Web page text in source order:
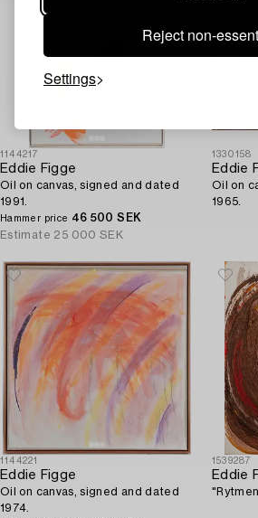
Reject non-
Settings
1144217
Eddie Figge
Oil on canvas, signed and dated
1991.
Hammer price 46 500 SEK
Estimate 25 000 SEK
1330158
Eddie
Oil on
1965.
1144221
Eddie Figge
Oil on canvas, signed and dated
1974.
1539287
Eddie